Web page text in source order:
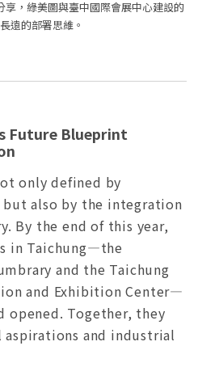
，綠美圖與臺中國際會展中心建設的
遠的部署思維。
Future Blueprint
only defined by
but also by the integration
By the end of this year,
in Taichung—the
and the Taichung
and Exhibition Center—
opened. Together, they
and industrial